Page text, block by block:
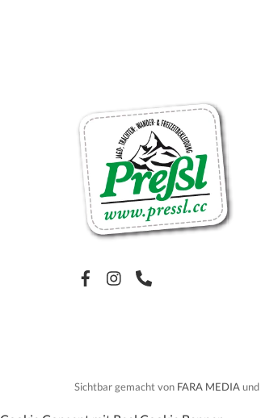
Facebook
Sichtbar gemacht von FARA MEDIAund